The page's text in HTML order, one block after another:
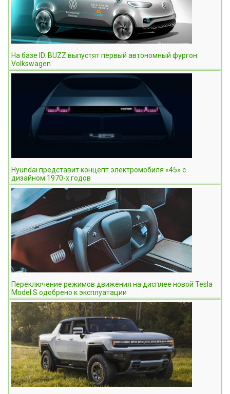
На базе ID. BUZZ выпустят первый автономный фургон
Volkswagen
Hyundai представит концепт электромобиля «45» с
дизайном 1970-х годов
Переключение режимов движения на дисплее новой Tesla
Model S одобрено к эксплуатации